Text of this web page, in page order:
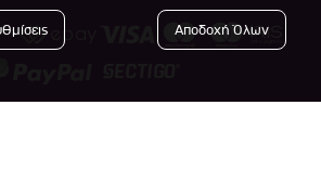
Blog
Όροι Χρήσης
Απορρήτου
Αποδοχή Όλων